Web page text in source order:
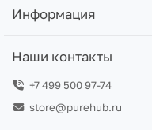
Информация
Наши контакты
+7 499 500 97-74
store@purehub.ru